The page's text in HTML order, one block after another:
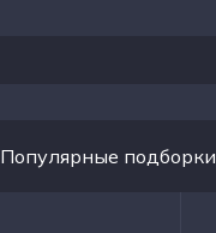
Популярные подборки